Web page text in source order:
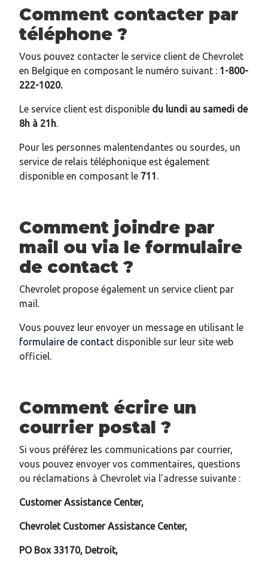
Comment contacter par
téléphone ?
Vous pouvez contacter le service client de Chevrolet
en Belgique en composant le numéro suivant : 1-800-
222-1020.
Le service client est disponible du lundi au samedi de
8h à 21h.
Pour les personnes malentendantes ou sourdes, un
service de relais téléphonique est également
disponible en composant le 711 .
Comment joindre par
mail ou via le formulaire
de contact ?
Chevrolet propose également un service client par
mail.
Vous pouvez leur envoyer un message en utilisant le
formulaire de contact disponible sur leur site web
officiel.
Comment écrire un
courrier postal ?
Si vous préférez les communications par courrier,
vous pouvez envoyer vos commentaires, questions
ou réclamations à Chevrolet via l’adresse suivante :
Customer Assistance Center,
Chevrolet Customer Assistance Center,
PO Box 33170, Detroit,